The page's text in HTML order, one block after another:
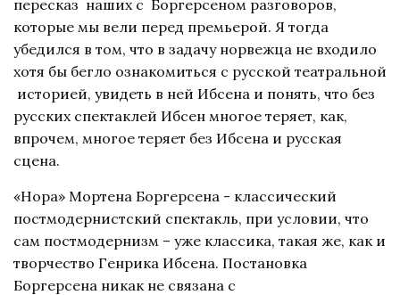
пересказ наших с Боргерсеном разговоров,
которые мы вели перед премьерой. Я тогда
убедился в том, что в задачу норвежца не входило
хотя бы бегло ознакомиться с русской театральной
историей, увидеть в ней Ибсена и понять, что без
русских спектаклей Ибсен многое теряет, как,
впрочем, многое теряет без Ибсена и русская
сцена.
«Нора» Мортена Боргерсена - классический
постмодернистский спектакль, при условии, что
сам постмодернизм – уже классика, такая же, как и
творчество Генрика Ибсена. Постановка
Боргерсена никак не связана с